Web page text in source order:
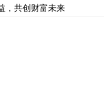
，共创财富未来